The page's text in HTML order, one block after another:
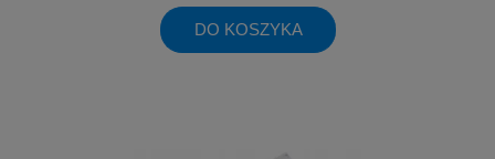
DO KOSZYKA